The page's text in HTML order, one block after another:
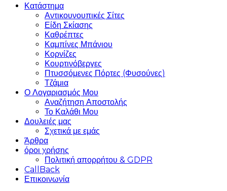
Κατάστημα
Αντικουνουπικές Σίτες
Είδη Σκίασης
Καθρέπτες
Καμπίνες Μπάνιου
Κορνίζες
Κουρτινόβεργες
Πτυσσόμενες Πόρτες (Φυσούνες)
Τζάμια
Ο Λογαριασμός Μου
Αναζήτηση Αποστολής
Το Καλάθι Μου
Δουλειές μας
Σχετικά με εμάς
Άρθρα
όροι χρήσης
Πολιτική απορρήτου & GDPR
CallBack
Επικοινωνία